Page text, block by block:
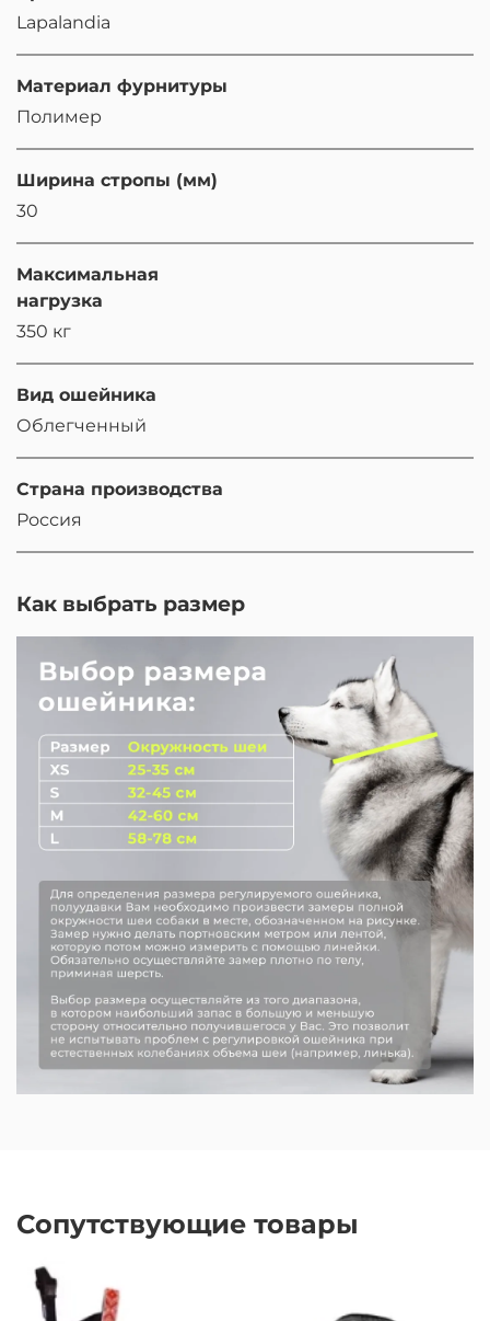
Lapalandia
Материал фурнитуры
Полимер
Ширина стропы (мм)
30
Максимальная
нагрузка
350 кг
Вид ошейника
Облегченный
Страна производства
Россия
Как выбрать размер
Сопутствующие товары